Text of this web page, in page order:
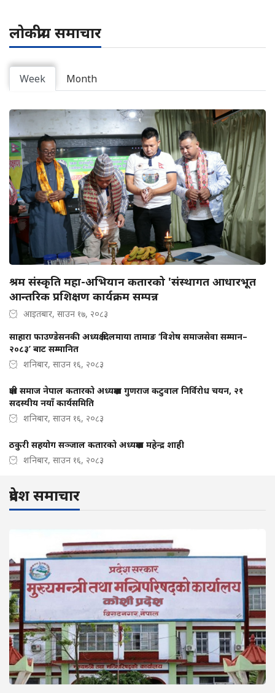
लोकप्रीय समाचार
Week Month
श्रम संस्कृति महा-अभियान कतारको 'संस्थागत आधारभूत
आन्तरिक प्रशिक्षण कार्यक्रम सम्पन्न
आइतबार, साउन १७, २०८३
साहारा फाउण्डेसनकी अध्यक्ष दिलमाया तामाङ ‘विशेष समाजसेवा सम्मान–
२०८३’ बाट सम्मानित
शनिबार, साउन १६, २०८३
क्षत्री समाज नेपाल कतारको अध्यक्षमा गुणराज कटुवाल निर्विरोध चयन, २१
सदस्यीय नयाँ कार्यसमिति
शनिबार, साउन १६, २०८३
ठकुरी सहयोग सञ्जाल कतारको अध्यक्षमा महेन्द्र शाही
शनिबार, साउन १६, २०८३
प्रदेश समाचार